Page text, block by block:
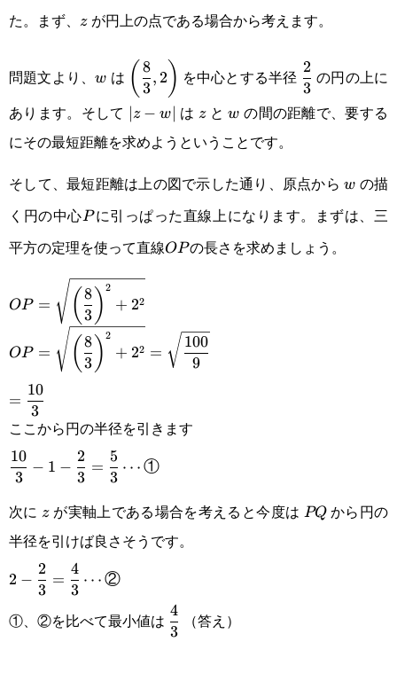
た。まず、 z
zが円上の点である場合から考えます。
問題文より、w は \displaystyle
\left(\frac{8}
( 3
8
, 2 ) を中心とする半径 \displaystyle
\frac{2}{3}
3
2 の円の上に
あります。そして |z-
w|
z − w は z
zとw
w の間の距離で、要する
にその最短距離を求めようということです。
そして、最短距離は上の図で示した通り、原点からw
w の描
く円の中心P
P に引っぱった直線上になります。まずは、三
平方の定理を使って直線OP
OPの長さを求めましょう。
\displaystyle
OP=\sqrt{\left(\frac{8}
{3}\right)^2+2^2}
OP = ( 3
8 ) 2
+ 22
\displaystyle
OP=\sqrt{\left(\frac{8}
{3}\right)^2+2^2}=\sqrt{\frac{100}
{9}}
OP = ( 3
8 ) 2
+ 22 =
9
100
\displaystyle
=\frac{10}
{3}
=
3
10
ここから円の半径を引きます
\displaystyle
\frac{10}{3}-1-
\frac{2}
{3}=\frac{5}
{3}\cdots\text{①}
3
10
− 1 −
3
2
=
3
5
⋯①
次にz
zが実軸上である場合を考えると今度は PQ
PQから円の
半径を引けば良さそうです。
\displaystyle 2-
\frac{2}
{3}=\frac{4}
2 −
3
2
=
3
4
⋯②
①、②を比べて最小値は \displaystyle\frac{4}
{3}
3
4 （答え）